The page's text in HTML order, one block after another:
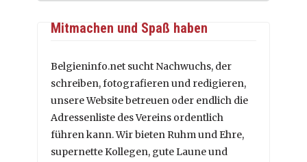
Mitmachen und Spaß haben
Belgieninfo.net sucht Nachwuchs, der
schreiben, fotografieren und redigieren,
unsere Website betreuen oder endlich die
Adressenliste des Vereins ordentlich
führen kann. Wir bieten Ruhm und Ehre,
supernette Kollegen, gute Laune und